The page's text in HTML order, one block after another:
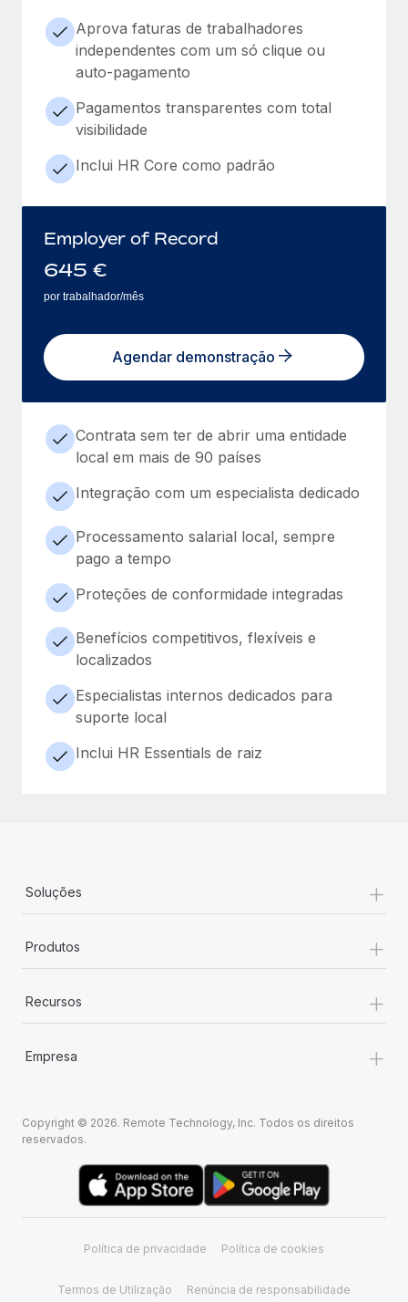
Aprova faturas de trabalhadores
independentes com um só clique ou
auto-pagamento
Pagamentos transparentes com total
visibilidade
Inclui HR Core como padrão
Employer of Record
645 €
por trabalhador/mês
Agendar demonstração
Contrata sem ter de abrir uma entidade
local em mais de 90 países
Integração com um especialista dedicado
Processamento salarial local, sempre
pago a tempo
Proteções de conformidade integradas
Benefícios competitivos, flexíveis e
localizados
Especialistas internos dedicados para
suporte local
Inclui HR Essentials de raiz
Soluções +
Produtos +
Recursos +
Empresa +
Copyright © 2026. Remote Technology, Inc. Todos os direitos
reservados.
Política de privacidade Política de cookies
Termos de Utilização Renúncia de responsabilidade